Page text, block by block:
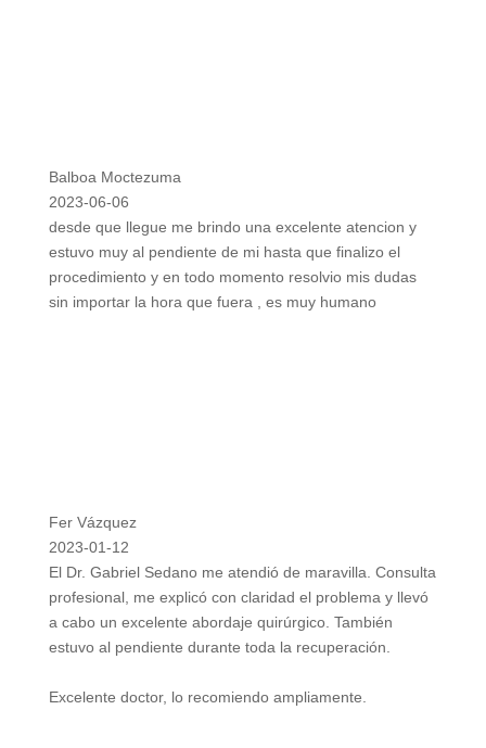
Balboa Moctezuma
2023-06-06
desde que llegue me brindo una excelente atencion y
estuvo muy al pendiente de mi hasta que finalizo el
procedimiento y en todo momento resolvio mis dudas
sin importar la hora que fuera , es muy humano
Fer Vázquez
2023-01-12
El Dr. Gabriel Sedano me atendió de maravilla. Consulta
profesional, me explicó con claridad el problema y llevó
a cabo un excelente abordaje quirúrgico. También
estuvo al pendiente durante toda la recuperación.
Excelente doctor, lo recomiendo ampliamente.